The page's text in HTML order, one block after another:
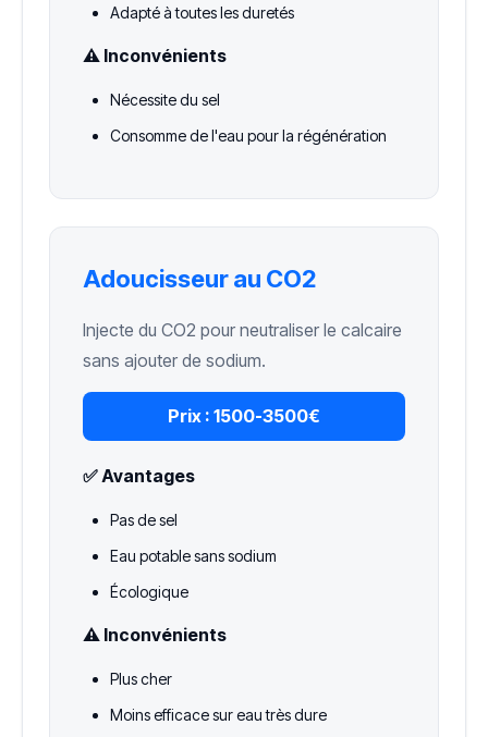
Adapté à toutes les duretés
⚠️ Inconvénients
Nécessite du sel
Consomme de l'eau pour la régénération
Adoucisseur au CO2
Injecte du CO2 pour neutraliser le calcaire
sans ajouter de sodium.
Prix : 1500-3500€
✅ Avantages
Pas de sel
Eau potable sans sodium
Écologique
⚠️ Inconvénients
Plus cher
Moins efficace sur eau très dure